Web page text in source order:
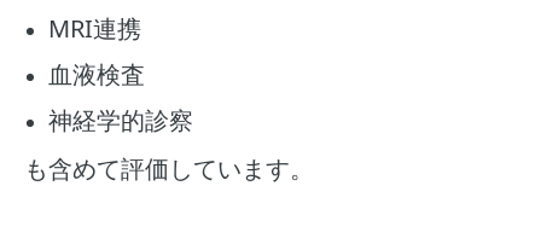
MRI連携
血液検査
神経学的診察
も含めて評価しています。